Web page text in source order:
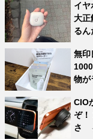
イヤ
大正
るん
無印
物が
CIO
ぞ！
さ